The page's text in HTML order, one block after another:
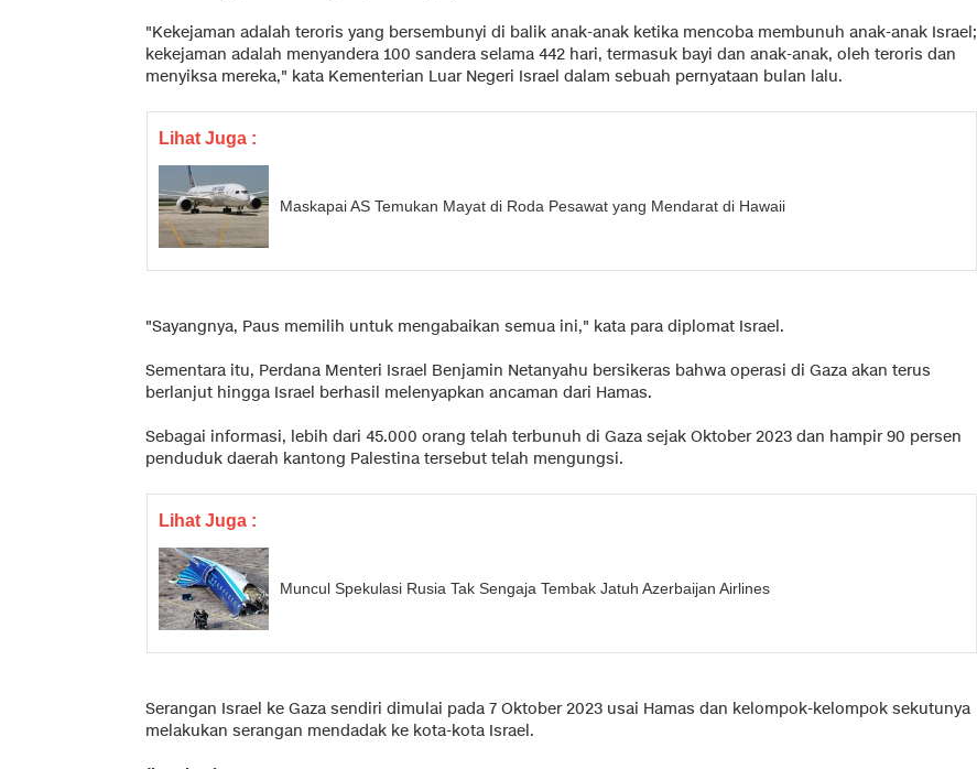
"Kekejaman adalah teroris yang bersembunyi di balik anak-anak ketika mencoba membunuh anak-anak Israel;
kekejaman adalah menyandera 100 sandera selama 442 hari, termasuk bayi dan anak-anak, oleh teroris dan
menyiksa mereka," kata Kementerian Luar Negeri Israel dalam sebuah pernyataan bulan lalu.
Lihat Juga :
Maskapai AS Temukan Mayat di Roda Pesawat yang Mendarat di Hawaii
"Sayangnya, Paus memilih untuk mengabaikan semua ini," kata para diplomat Israel.
Sementara itu, Perdana Menteri Israel Benjamin Netanyahu bersikeras bahwa operasi di Gaza akan terus
berlanjut hingga Israel berhasil melenyapkan ancaman dari Hamas.
Sebagai informasi, lebih dari 45.000 orang telah terbunuh di Gaza sejak Oktober 2023 dan hampir 90 persen
penduduk daerah kantong Palestina tersebut telah mengungsi.
Lihat Juga :
Muncul Spekulasi Rusia Tak Sengaja Tembak Jatuh Azerbaijan Airlines
Serangan Israel ke Gaza sendiri dimulai pada 7 Oktober 2023 usai Hamas dan kelompok-kelompok sekutunya
melakukan serangan mendadak ke kota-kota Israel.